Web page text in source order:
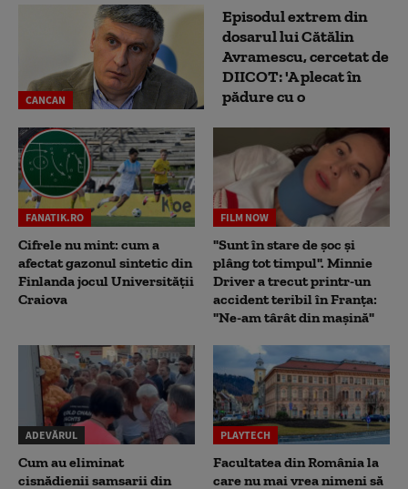
CANCAN
Episodul extrem din
dosarul lui Cătălin
Avramescu, cercetat de
DIICOT: 'A plecat în
pădure cu o
FANATIK.RO
Cifrele nu mint: cum a
afectat gazonul sintetic din
Finlanda jocul Universității
Craiova
FILM NOW
"Sunt în stare de șoc și
plâng tot timpul". Minnie
Driver a trecut printr-un
accident teribil în Franța:
"Ne-am târât din mașină"
ADEVĂRUL
Cum au eliminat
cisnădienii samsarii din
PLAYTECH
Facultatea din România la
care nu mai vrea nimeni să